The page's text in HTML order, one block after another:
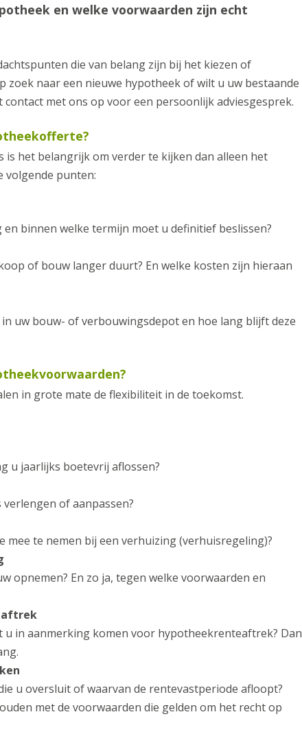
en welke voorwaarden zijn echt
die van belang zijn bij het kiezen of
zoek naar een nieuwe hypotheek of wilt u uw bestaande
met ons op voor een persoonlijk adviesgesprek.
het belangrijk om verder te kijken dan alleen het
volgende punten:
binnen welke termijn moet u definitief beslissen?
of bouw langer duurt? En welke kosten zijn hieraan
uw bouw- of verbouwingsdepot en hoe lang blijft deze
in grote mate de flexibiliteit in de toekomst.
u jaarlijks boetevrij aflossen?
of aanpassen?
te nemen bij een verhuizing (verhuisregeling)?
opnemen? En zo ja, tegen welke voorwaarden en
u in aanmerking komen voor hypotheekrenteaftrek? Dan
u oversluit of waarvan de rentevastperiode afloopt?
met de voorwaarden die gelden om het recht op